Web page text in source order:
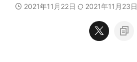
2021年11月22日 2021年11月23日